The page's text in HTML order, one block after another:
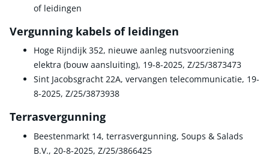
of leidingen
Vergunning kabels of leidingen
Hoge Rijndijk 352, nieuwe aanleg nutsvoorziening
elektra (bouw aansluiting), 19-8-2025, Z/25/3873473
Sint Jacobsgracht 22A, vervangen telecommunicatie, 19-
8-2025, Z/25/3873938
Terrasvergunning
Beestenmarkt 14, terrasvergunning, Soups & Salads
B.V., 20-8-2025, Z/25/3866425